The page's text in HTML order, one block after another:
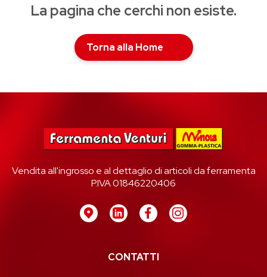
La pagina che cerchi non esiste.
Torna alla Home
Vendita all'ingrosso e al dettaglio di articoli da ferramenta
P.IVA 01846220406
CONTATTI